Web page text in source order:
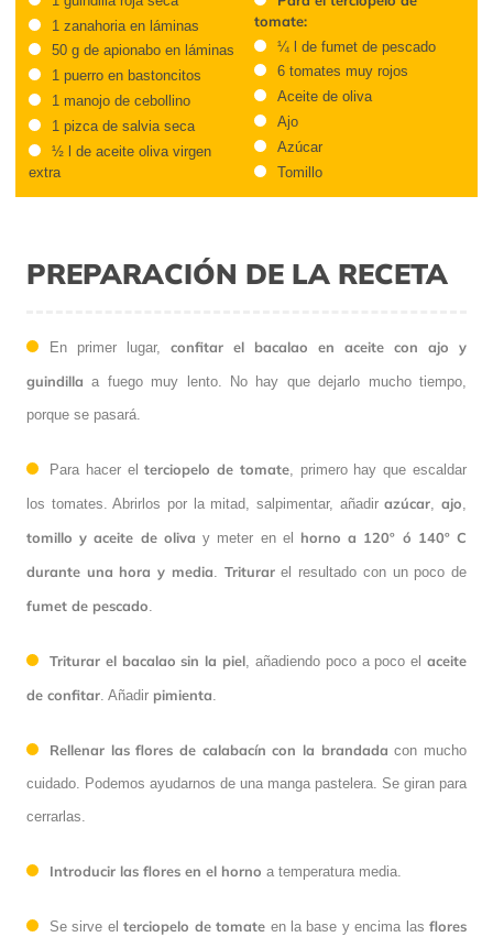
1 zanahoria en láminas
50 g de apionabo en láminas
1 puerro en bastoncitos
1 manojo de cebollino
1 pizca de salvia seca
½ l de aceite oliva virgen
extra
tomate:
¼ l de fumet de pescado
6 tomates muy rojos
Aceite de oliva
Ajo
Azúcar
Tomillo
PREPARACIÓN DE LA RECETA
En primer lugar, confitar el bacalao en aceite con ajo y
guindilla a fuego muy lento. No hay que dejarlo mucho tiempo,
porque se pasará.
Para hacer elterciopelo de tomate, primero hay que escaldar
los tomates. Abrirlos por la mitad, salpimentar, añadirazúcar,ajo,
tomillo y aceite de oliva y meter en el horno a 120º ó 140º C
durante una hora y media. Triturarel resultado con un poco de
fumet de pescado.
Triturar el bacalao sin la piel, añadiendo poco a poco elaceite
de confitar. Añadir pimienta.
Rellenar las flores de calabacín con la brandada con mucho
cuidado. Podemos ayudarnos de una manga pastelera. Se giran para
cerrarlas.
Introducir las flores en el horno a temperatura media.
Se sirve el terciopelo de tomate en la base y encima lasflores